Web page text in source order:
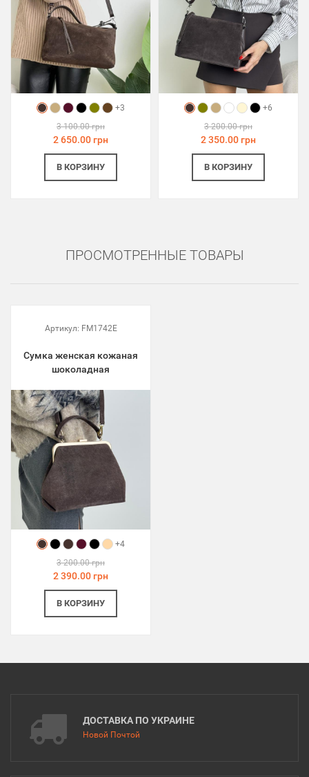
+3
3 100.00 грн
2 650.00 грн
В КОРЗИНУ
+6
3 200.00 грн
2 350.00 грн
В КОРЗИНУ
ПРОСМОТРЕННЫЕ ТОВАРЫ
Артикул: FM1742E
Сумка женская кожаная
шоколадная
+4
3 200.00 грн
2 390.00 грн
В КОРЗИНУ
ДОСТАВКА ПО УКРАИНЕ
Новой Почтой